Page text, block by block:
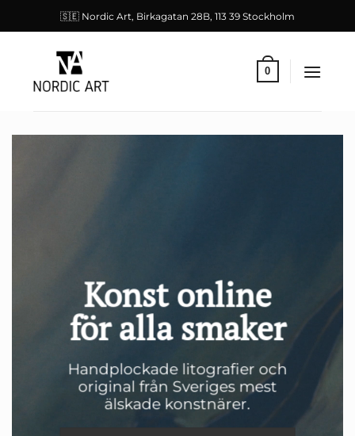
to
🇸🇪 Nordic Art, Birkagatan 28B, 113 39 Stockholm
0
Konst online
för alla smaker
Handplockade litografier och
original från Sveriges mest
älskade konstnärer.